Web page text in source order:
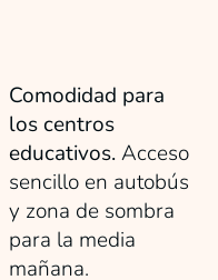
Comodidad para
los centros
educativos.Acceso
sencillo en autobús
y zona de sombra
para la media
mañana.